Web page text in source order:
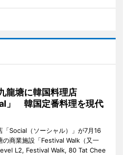
龍塘に韓国料理店
」 韓国定番料理を現代
「Social（ソーシャル）」が7月16
の商業施設「Festival Walk（又一
L2, Festival Walk, 80 Tat Chee